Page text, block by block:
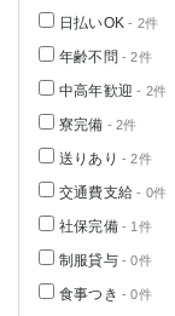
日払いOK - 2件
年齢不問 - 2件
中高年歓迎 - 2件
寮完備 - 2件
送りあり - 2件
交通費支給 - 0件
社保完備- 1件
制服貸与- 0件
食事つき - 0件